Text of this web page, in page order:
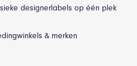
designerlabels op één plek
& merken